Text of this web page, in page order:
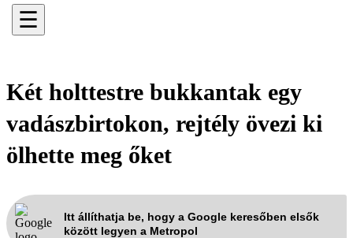
☰
Két holttestre bukkantak egy
vadászbirtokon, rejtély övezi ki
ölhette meg őket
Itt állíthatja be, hogy a Google keresőben elsők
között legyen a Metropol